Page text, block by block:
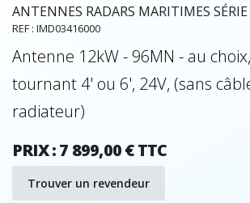
ANTENNES RADARS MARITIMES SÉRIE
REF : IMD03416000
Antenne 12kW - 96MN - au
tournant 4' ou 6', 24V, (sans
radiateur)
PRIX : 7 899,00 € TTC
Trouver un revendeur